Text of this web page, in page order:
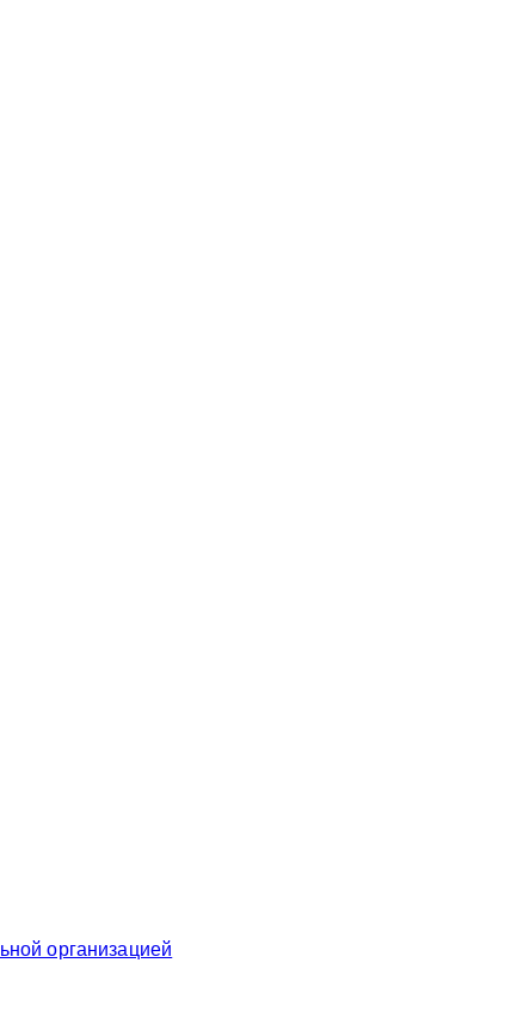
организацией